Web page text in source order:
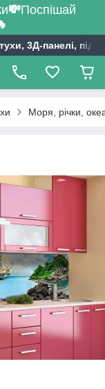
💸Поспішай
3Д-панелі,
Моря, річки,